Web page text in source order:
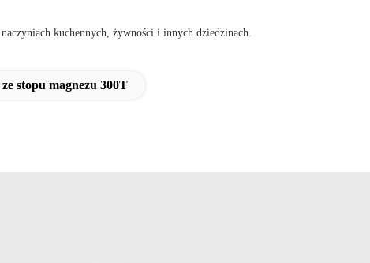
kuchennych, żywności i innych dziedzinach.
stopu magnezu 300T